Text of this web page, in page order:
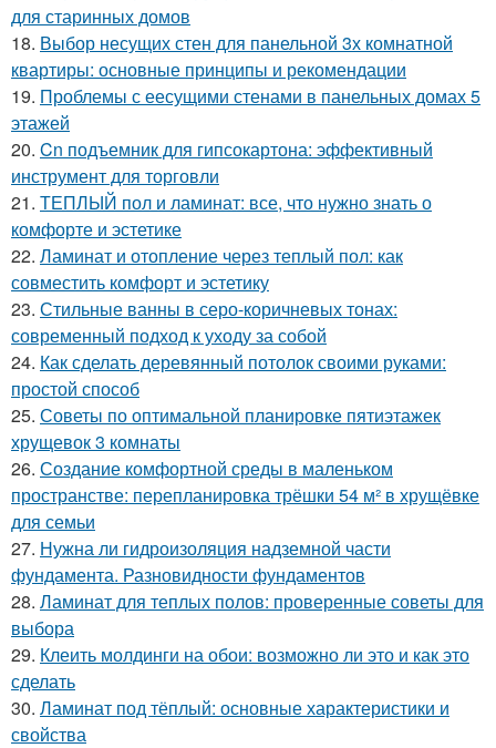
для старинных домов
18. Выбор несущих стен для панельной 3х комнатной
квартиры: основные принципы и рекомендации
19. Проблемы с еесущими стенами в панельных домах 5
этажей
20. Cn подъемник для гипсокартона: эффективный
инструмент для торговли
21. ТЕПЛЫЙ пол и ламинат: все, что нужно знать о
комфорте и эстетике
22. Ламинат и отопление через теплый пол: как
совместить комфорт и эстетику
23. Стильные ванны в серо-коричневых тонах:
современный подход к уходу за собой
24. Как сделать деревянный потолок своими руками:
простой способ
25. Советы по оптимальной планировке пятиэтажек
хрущевок 3 комнаты
26. Создание комфортной среды в маленьком
пространстве: перепланировка трёшки 54 м² в хрущёвке
для семьи
27. Нужна ли гидроизоляция надземной части
фундамента. Разновидности фундаментов
28. Ламинат для теплых полов: проверенные советы для
выбора
29. Клеить молдинги на обои: возможно ли это и как это
сделать
30. Ламинат под тёплый: основные характеристики и
свойства